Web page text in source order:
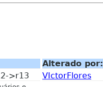
Alterado por:
>r13 VIctorFlores